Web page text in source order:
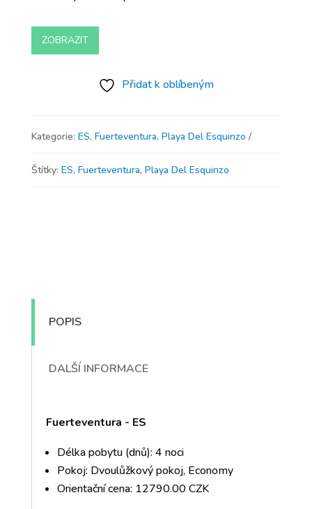
ZOBRAZIT
Přidat k oblíbeným
Kategorie: ES, Fuerteventura, Playa Del Esquinzo
Štítky: ES, Fuerteventura, Playa Del Esquinzo
POPIS
DALŠÍ INFORMACE
Fuerteventura - ES
Délka pobytu (dnů): 4 noci
Pokoj: Dvoulůžkový pokoj, Economy
Orientační cena: 12790.00 CZK